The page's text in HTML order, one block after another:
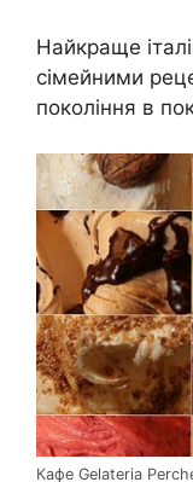
Найкраще
сімейними
покоління в
Кафе Gelateria